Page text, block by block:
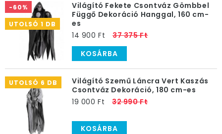
-60%
UTOLSÓ 1 DB
Világító Fekete Csontváz Gömbbel
Függő Dekoráció Hanggal, 160 cm-
es
14 900 Ft
37 375 Ft
KOSÁRBA
UTOLSÓ 6 DB
Világító Szemű Láncra Vert Kaszás
Csontváz Dekoráció, 180 cm-es
19 000 Ft
32 990 Ft
KOSÁRBA